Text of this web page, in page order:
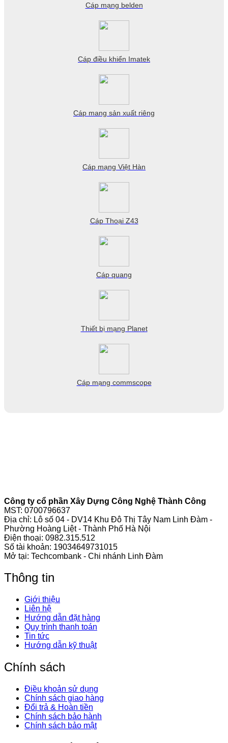
Cáp mạng belden
Cáp điều khiển Imatek
Cáp mang sản xuất riêng
Cáp mạng Việt Hàn
Cáp Thoại Z43
Cáp quang
Thiết bị mạng Planet
Cáp mạng commscope
Công ty cổ phần Xây Dựng Công Nghệ Thành Công
MST: 0700796637
Địa chỉ: Lô số 04 - DV14 Khu Đô Thị Tây Nam Linh Đàm -
Phường Hoàng Liệt - Thành Phố Hà Nội
Điện thoại: 0982.315.512
Số tài khoản: 19034649731015
Mở tại: Techcombank - Chi nhánh Linh Đàm
Thông tin
Giới thiệu
Liên hệ
Hướng dẫn đặt hàng
Quy trình thanh toán
Tin tức
Hướng dẫn kỹ thuật
Chính sách
Điều khoản sử dụng
Chính sách giao hàng
Đổi trả & Hoàn tiền
Chính sách bảo hành
Chính sách bảo mật